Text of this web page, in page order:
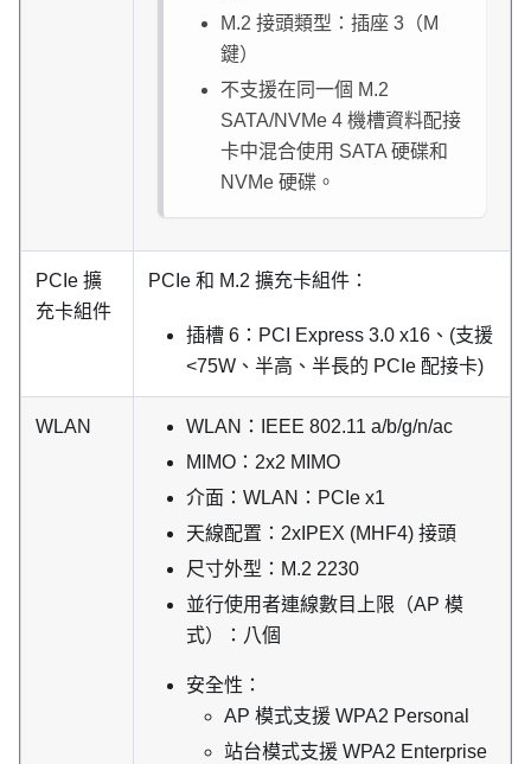
M.2 接頭類型：插座 3（M
鍵）
不支援在同一個 M.2
SATA/NVMe 4 機槽資料配接
卡中混合使用 SATA 硬碟和
NVMe 硬碟。
PCIe 擴
充卡組件
PCIe 和 M.2 擴充卡組件：
插槽 6：PCI Express 3.0 x16、(支援
<75W、半高、半長的 PCIe 配接卡)
WLAN
WLAN：IEEE 802.11 a/b/g/n/ac
MIMO：2x2 MIMO
介面：WLAN：PCIe x1
天線配置：2xIPEX (MHF4) 接頭
尺寸外型：M.2 2230
並行使用者連線數目上限（AP 模
式）：八個
安全性：
AP 模式支援 WPA2 Personal
站台模式支援 WPA2 Enterprise